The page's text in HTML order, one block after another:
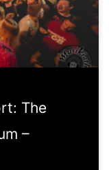
The
–